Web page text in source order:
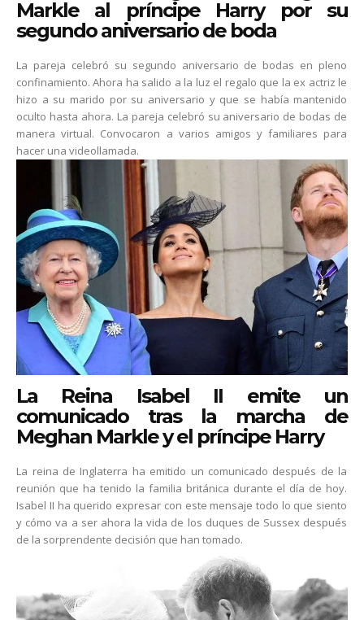
Markle al príncipe Harry por su
segundo aniversario de boda
La pareja celebró su segundo aniversario de bodas en pleno
confinamiento. Ahora ha salido a la luz el regalo que la ex actriz le
hizo a su marido por su aniversario y que se había mantenido
oculto hasta ahora. La pareja celebró su aniversario de bodas de
manera virtual. Convocaron a varios amigos y familiares para
hacer una videollamada.
La Reina Isabel II emite un
comunicado tras la marcha de
Meghan Markle y el príncipe Harry
La reina de Inglaterra ha emitido un comunicado después de la
reunión que ha tenido la familia británica durante el día de hoy.
Isabel II ha querido expresar con este mensaje todo lo que siento
y cómo va a ser ahora la vida de los duques de Sussex después
de la sorprendente decisión que han tomado.